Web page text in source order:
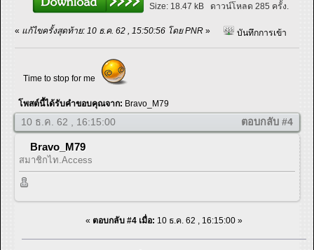
Size: 18.47 kB ดาวน์โหลด 285 ครั้ง.
« แก้ไขครั้งสุดท้าย: 10 ธ.ค. 62 , 15:50:56 โดย PNR » บันทึกการเข้า
Time to stop for me
โพสต์นี้ได้รับคำขอบคุณจาก: Bravo_M79
10 ธ.ค. 62 , 16:15:00 ตอบกลับ #4
Bravo_M79
สมาชิกไท.Access
« ตอบกลับ #4 เมื่อ: 10 ธ.ค. 62 , 16:15:00 »